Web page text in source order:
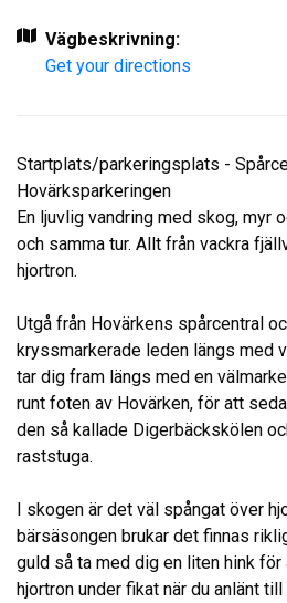
Vägbeskrivning:
Get your directions
Startplats/parkeringsplats -
Hovärksparkeringen
En ljuvlig vandring med skog, myr
och samma tur. Allt från vackra
hjortron.
Utgå från Hovärkens spårcentral
kryssmarkerade leden längs med
tar dig fram längs med en
runt foten av Hovärken, för att
den så kallade Digerbäckskölen
raststuga.
I skogen är det väl spångat över
bärsäsongen brukar det finnas
guld så ta med dig en liten hink för
hjortron under fikat när du anlänt